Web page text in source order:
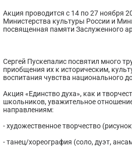
Акция проводится с 14 по 27 ноября
Министерства культуры России и
посвященная памяти Заслуженного
Сергей Пускепалис посвятил много
приобщения их к историческим,
воспитания чувства национального
Акция «Единство духа», как и
школьников, уважительное
направлениям:
- художественное творчество
- танец/хореография (соло, дуэт,